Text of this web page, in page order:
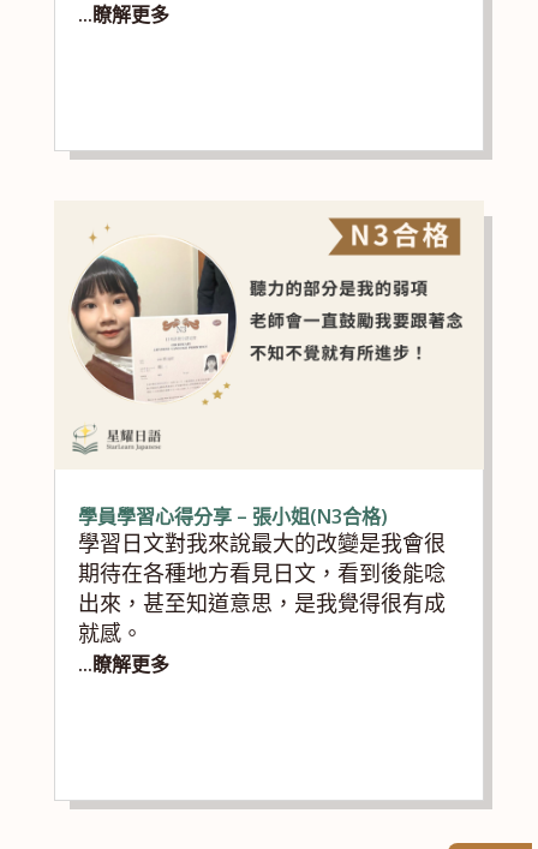
...瞭解更多
學員學習心得分享 – 張小姐(N3合格)
學習日文對我來說最大的改變是我會很
期待在各種地方看見日文，看到後能唸
出來，甚至知道意思，是我覺得很有成
就感。
...瞭解更多